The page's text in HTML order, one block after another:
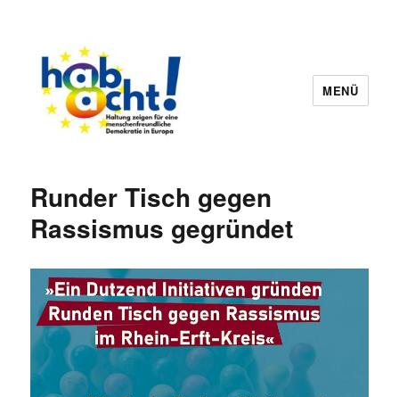
MENÜ
Runder Tisch gegen
Rassismus gegründet